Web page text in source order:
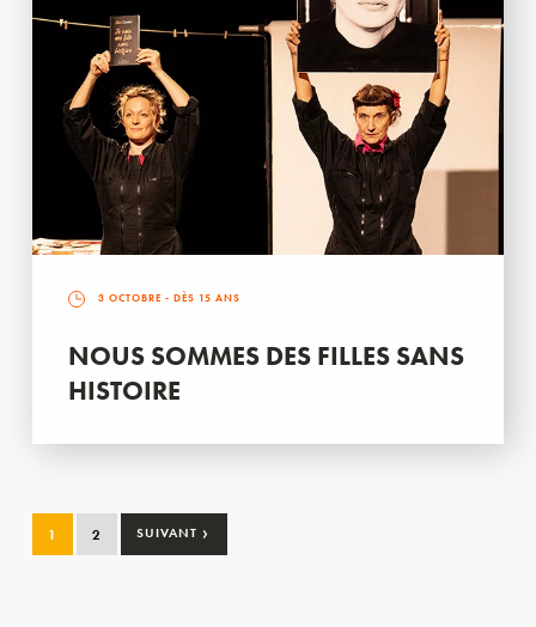
3 OCTOBRE - DÈS 15 ANS
NOUS SOMMES DES FILLES SANS
HISTOIRE
1 2 SUIVANT ›